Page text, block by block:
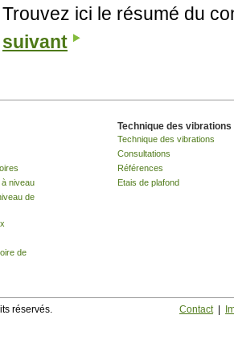
Trouvez ici le résumé du
suivant
niveau
de
de
Technique des vibrations
Technique des vibrations
Consultations
Références
Etais de plafond
réservés. Contact|